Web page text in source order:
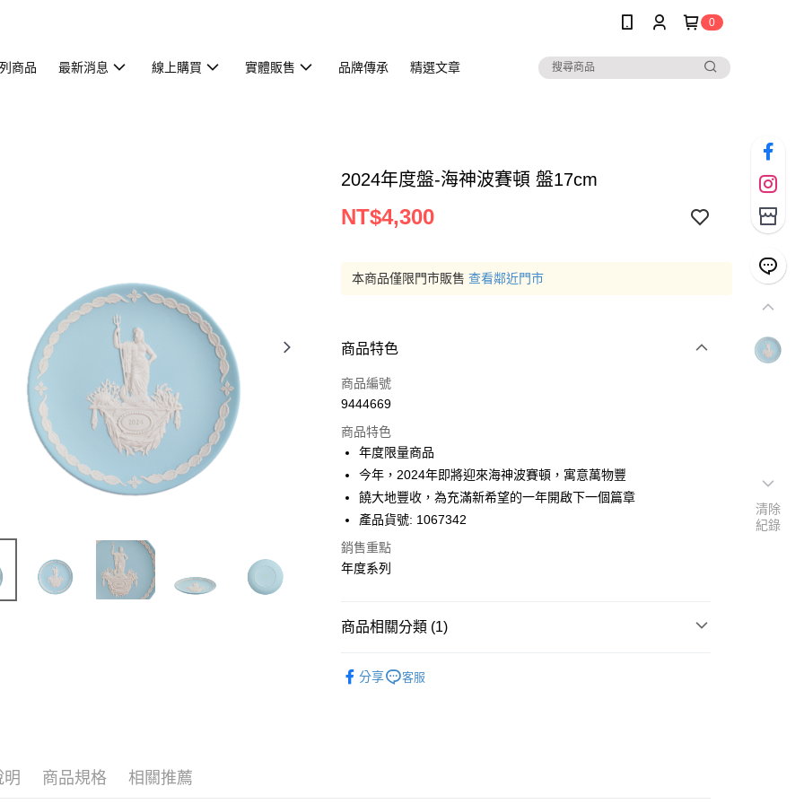
0
商品 最新消息 線上購買 實體販售 品牌傳承 精選文章
2024年度盤-海神波賽頓 盤17cm
NT$4,300
本商品僅限門市販售 查看鄰近門市
商品特色
商品編號
9444669
商品特色
年度限量商品
今年，2024年即將迎來海神波賽頓，寓意萬物豐
饒大地豐收，為充滿新希望的一年開啟下一個篇章
產品貨號: 1067342
銷售重點
年度系列
商品相關分類 (1)
分享
客服
明 商品規格 相關推薦
清除
紀錄